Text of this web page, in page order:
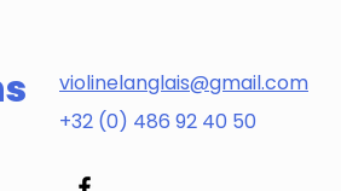
violinelanglais@gmail.com
+32 (0) 486 92 40 50